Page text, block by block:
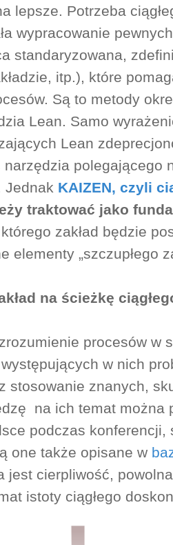
lepsze. Potrzeba
wypracowanie
standaryzowana,
itp.), które
Są to metody
Lean. Samo
Lean
polegającego
Jednak KAIZEN, czyli
traktować jako
zakład będzie
elementy „szczupłego
na ścieżkę
procesów w
w nich
stosowanie znanych,
na ich temat można
podczas konferencji,
one także opisane w
jest cierpliwość,
istoty ciągłego